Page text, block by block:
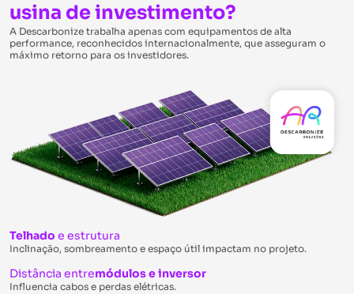
usina de investimento?
A Descarbonize trabalha apenas com equipamentos de alta
performance, reconhecidos internacionalmente, que asseguram o
máximo retorno para os investidores.
Telhado e estrutura
Inclinação, sombreamento e espaço útil impactam no projeto.
Distância entremódulos e inversor
Influencia cabos e perdas elétricas.